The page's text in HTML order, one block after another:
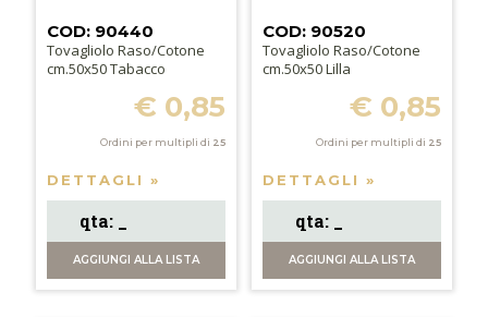
COD: 90440
Tovagliolo Raso/Cotone
cm.50x50 Tabacco
€ 0,85
Ordini per multipli di 25
DETTAGLI »
AGGIUNGIALLA LISTA
COD: 90520
Tovagliolo Raso/Cotone
cm.50x50 Lilla
€ 0,85
Ordini per multipli di 25
DETTAGLI »
AGGIUNGI ALLA LISTA